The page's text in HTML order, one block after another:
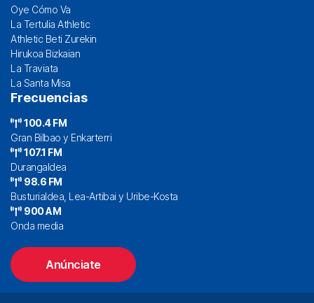
Oye Cómo Va
La Tertulia Athletic
Athletic Beti Zurekin
Hirukoa Bizkaian
La Traviata
La Santa Misa
Frecuencias
100.4 FM
Gran Bilbao y Enkarterri
107.1 FM
Durangaldea
98.6 FM
Busturialdea, Lea-Artibai y Uribe-Kosta
900 AM
Onda media
Anúnciate